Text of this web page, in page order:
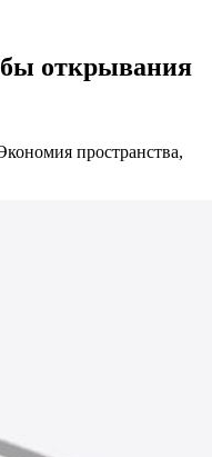
открывания
пространства,